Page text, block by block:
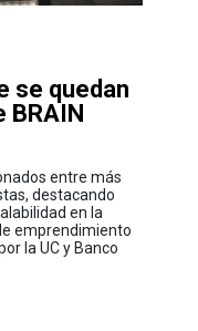
se quedan
BRAIN
entre más
destacando
en la
emprendimiento
la UC y Banco